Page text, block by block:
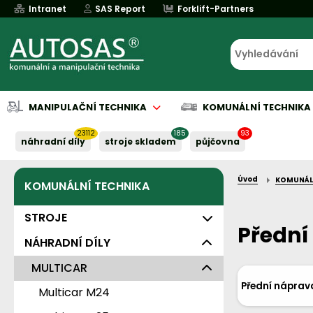
Intranet SAS Report Forklift-Partners
MANIPULAČNÍ TECHNIKA
Půjčovna
KOMUNÁLNÍ TECHNIKA
Půjčovna
Servis baterií
Implementace
Servis baterií
náhradní díly
23112
stroje skladem
185
půjčovna
93
KOMUNÁLNÍ TECHNIKA
STROJE
Komunální vozidla
Vozidla ISUZU
3,5 t
Vozidla Multicar
Čisticí stroje Hako
Zametače
Nástavby pro komunální
techniku
NÁHRADNÍ DÍLY
MULTICAR
Multicar M24
Úvod
Přední